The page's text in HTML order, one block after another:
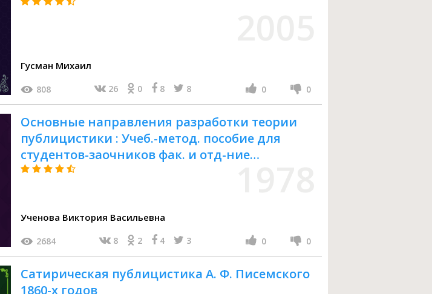
Гусман Михаил
808 26 0 8 8 0 0
Основные направления разработки теории
публицистики : Учеб.-метод. пособие для
студентов-заочников фак. и отд-ние
журналистики гос. ун-тов
Ученова Виктория Васильевна
2684 8 2 4 3 0 0
Сатирическая публицистика А. Ф. Писемского
1860-х годов